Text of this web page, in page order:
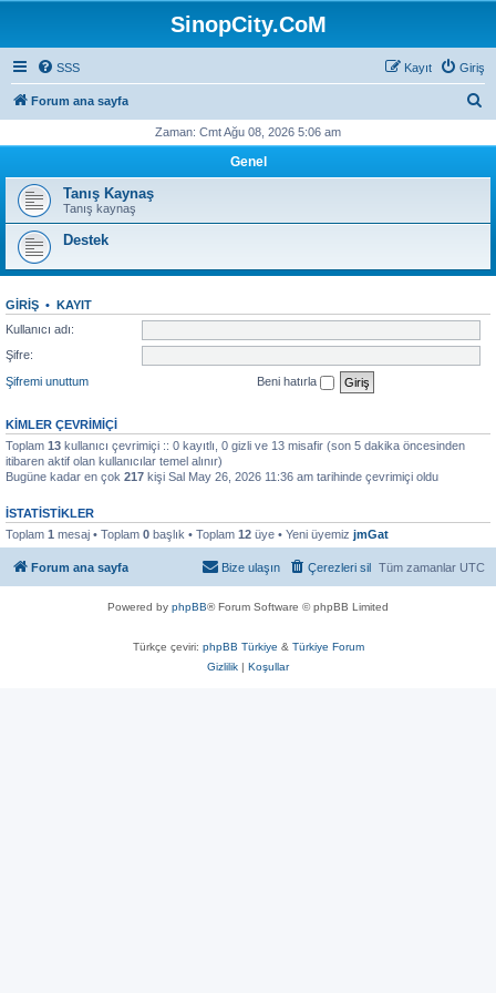
SinopCity.CoM
SSS Giriş
Kayıt
Forum ana sayfa
Zaman: Cmt Ağu 08, 2026 5:06 am
Genel
Tanış Kaynaş
Tanış kaynaş
Destek
GIRIŞ • KAYIT
Kullanıcı adı:
Şifre:
Şifremi unuttum
Beni hatırla
KIMLER ÇEVRIMIÇI
Toplam 13 kullanıcı çevrimiçi :: 0 kayıtlı, 0 gizli ve 13 misafir (son 5 dakika öncesinden
itibaren aktif olan kullanıcılar temel alınır)
Bugüne kadar en çok 217 kişi Sal May 26, 2026 11:36 am tarihinde çevrimiçi oldu
İSTATISTIKLER
Toplam 1 mesaj • Toplam 0 başlık • Toplam 12 üye • Yeni üyemiz jmGat
Forum ana sayfa Tüm zamanlar UTC
Çerezleri sil
Bize ulaşın
Powered by phpBB® Forum Software © phpBB Limited
Türkçe çeviri: phpBB Türkiye & Türkiye Forum
Gizlilik | Koşullar